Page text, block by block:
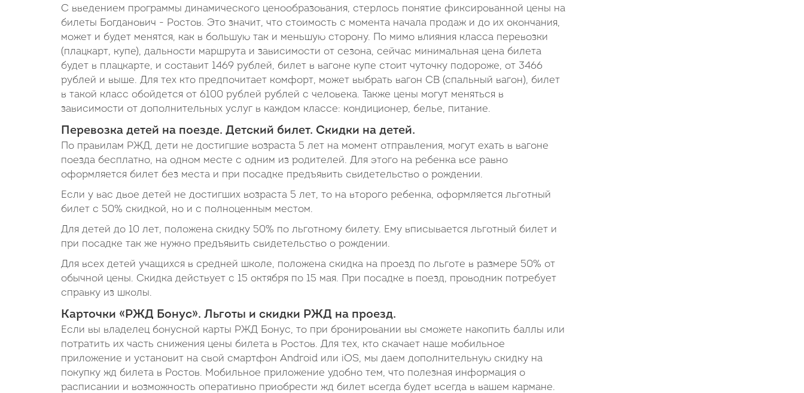
С введением программы динамического ценообразования, стерлось понятие фиксированной цены на
билеты Богданович - Ростов. Это значит, что стоимость с момента начала продаж и до их окончания,
может и будет менятся, как в большую так и меньшую сторону. По мимо влияния класса перевозки
(плацкарт, купе), дальности маршрута и зависимости от сезона, сейчас минимальная цена билета
будет в плацкарте, и составит 1469 рублей, билет в вагоне купе стоит чуточку подороже, от 3466
рублей и выше. Для тех кто предпочитает комфорт, может выбрать вагон СВ (спальный вагон), билет
в такой класс обойдется от 6100 рублей рублей с человека. Также цены могут меняться в
зависимости от дополнительных услуг в каждом классе: кондиционер, белье, питание.
Перевозка детей на поезде. Детский билет. Скидки на детей.
По правилам РЖД, дети не достигшие возраста 5 лет на момент отправления, могут ехать в вагоне
поезда бесплатно, на одном месте с одним из родителей. Для этого на ребенка все равно
оформляется билет без места и при посадке предъявить свидетельство о рождении.
Если у вас двое детей не достигших возраста 5 лет, то на второго ребенка, оформляется льготный
билет с 50% скидкой, но и с полноценным местом.
Для детей до 10 лет, положена скидку 50% по льготному билету. Ему вписывается льготный билет и
при посадке так же нужно предъявить свидетельство о рождении.
Для всех детей учащихся в средней школе, положена скидка на проезд по льготе в размере 50% от
обычной цены. Скидка действует с 15 октября по 15 мая. При посадке в поезд, проводник потребует
справку из школы.
Карточки «РЖД Бонус». Льготы и скидки РЖД на проезд.
Если вы владелец бонусной карты РЖД Бонус, то при бронировании вы сможете накопить баллы или
потратить их часть снижения цены билета в Ростов. Для тех, кто скачает наше мобильное
приложение и установит на свой смартфон Android или iOS, мы даем дополнительную скидку на
покупку жд билета в Ростов. Мобильное приложение удобно тем, что полезная информация о
расписании и возможность оперативно приобрести жд билет всегда будет всегда в вашем кармане.